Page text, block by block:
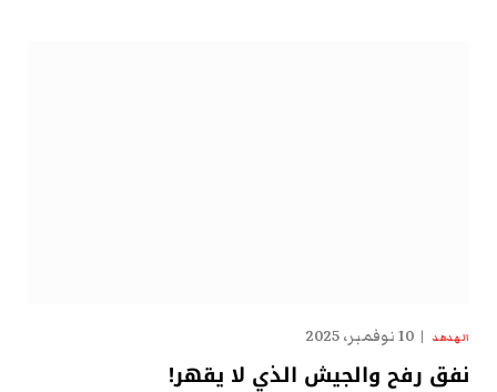
الهدهد 10 نوفمبر، 2025
نفق رفح والجيش الذي لا يقهر!